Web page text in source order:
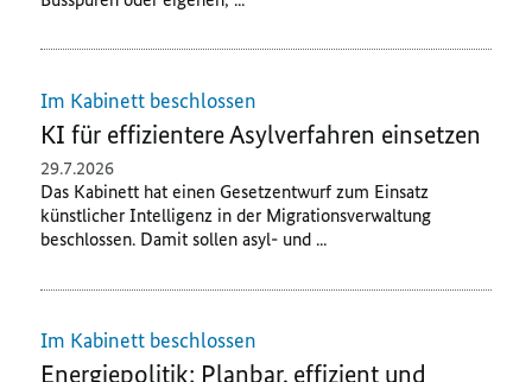
Im Kabinett beschlossen
KI für effizientere Asylverfahren einsetzen
29.7.2026
Das Kabinett hat einen Gesetzentwurf zum Einsatz
künstlicher Intelligenz in der Migrationsverwaltung
beschlossen. Damit sollen asyl- und ...
Im Kabinett beschlossen
Energiepolitik: Planbar, effizient und